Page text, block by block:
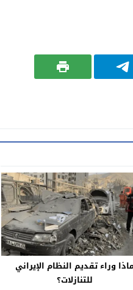
وراء تقديم النظام الإيراني
للتنازلات؟